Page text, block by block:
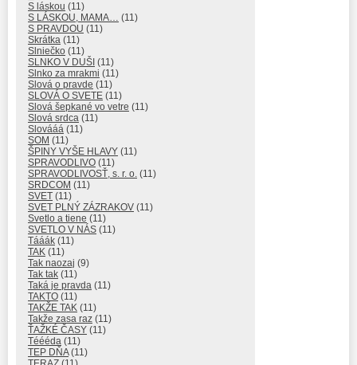
S láskou (11)
S LÁSKOU, MAMA…
(11)
S PRAVDOU (11)
Skrátka (11)
Slniečko (11)
SLNKO V DUŠI (11)
Slnko za mrakmi (11)
Slová o pravde (11)
SLOVÁ O SVETE (11)
Slová šepkané vo vetre (11)
Slová srdca (11)
Slovááá (11)
SOM (11)
ŠPINY VYŠE HLAVY (11)
SPRAVODLIVO (11)
SPRAVODLIVOSŤ, s. r. o. (11)
SRDCOM (11)
SVET (11)
SVET PLNÝ ZÁZRAKOV (11)
Svetlo a tiene (11)
SVETLO V NÁS (11)
Tááák (11)
TAK (11)
Tak naozaj (9)
Tak tak (11)
Taká je pravda (11)
TAKTO (11)
TAKŽE TAK (11)
Takže zasa raz (11)
ŤAŽKÉ ČASY (11)
Téééda (11)
TEP DŇA(11)